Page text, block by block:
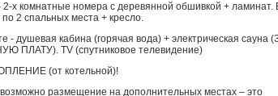
х комнатные номера с деревянной обшивкой + ламинат.
2 спальных места + кресло.
- душевая кабина (горячая вода) + электрическая сауна
ПЛАТУ). TV (спутниковое телевидение)
(от котельной)!
размещение на дополнительных местах – это